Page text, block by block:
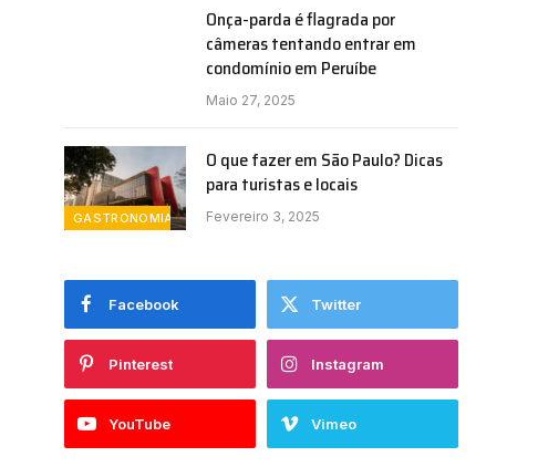
Onça-parda é flagrada por
câmeras tentando entrar em
condomínio em Peruíbe
Maio 27, 2025
GASTRONOMIA
O que fazer em São Paulo? Dicas
para turistas e locais
Fevereiro 3, 2025
Facebook Twitter
Pinterest Instagram
YouTube Vimeo